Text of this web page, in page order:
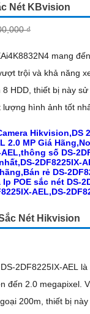
Nét KBvision
₫
mang
trội và khả năng xem
HDD, thiết bị này
lượng hình ảnh tốt
Nét Hikvision
2DF8225IX-AEL
Với khả năng quan
200m, thiết bị này